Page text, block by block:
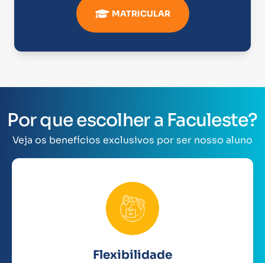
MATRICULAR
Por que escolher a Faculeste?
Veja os benefícios exclusivos por ser nosso aluno
Flexibilidade